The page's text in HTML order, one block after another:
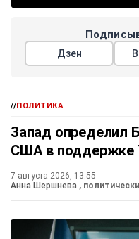
Дзен
//ПОЛИТИКА
Запад определил
США в поддержке
7 августа 2026, 13:55
Анна Шершнева ,